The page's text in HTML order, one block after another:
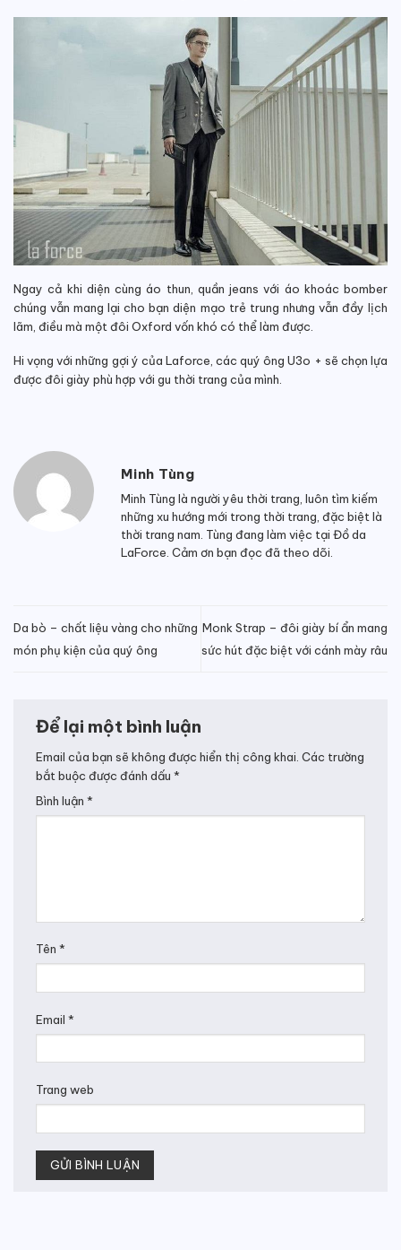
Ngay cả khi diện cùng áo thun, quần jeans với áo khoác bomber
chúng vẫn mang lại cho bạn diện mạo trẻ trung nhưng vẫn đầy lịch
lãm, điều mà một đôi Oxford vốn khó có thể làm được.
Hi vọng với những gợi ý của Laforce, các quý ông U3o + sẽ chọn lựa
được đôi giày phù hợp với gu thời trang của mình.
Minh Tùng
Minh Tùng là người yêu thời trang, luôn tìm kiếm
những xu hướng mới trong thời trang, đặc biệt là
thời trang nam. Tùng đang làm việc tại Đồ da
LaForce. Cảm ơn bạn đọc đã theo dõi.
Da bò – chất liệu vàng cho những
món phụ kiện của quý ông
Monk Strap – đôi giày bí ẩn mang
sức hút đặc biệt với cánh mày râu
Để lại một bình luận
Email của bạn sẽ không được hiển thị công khai. Các trường
bắt buộc được đánh dấu *
Bình luận *
Tên *
Email *
Trang web